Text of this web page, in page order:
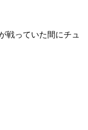
戦っていた間にチュ